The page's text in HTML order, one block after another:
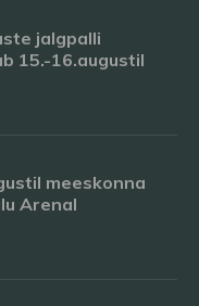
jalgpalli
15.-16.augustil
meeskonna
Arenal